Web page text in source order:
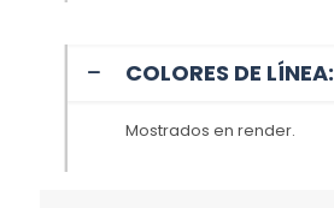
COLORES DE LÍNEA:
Mostrados en render.